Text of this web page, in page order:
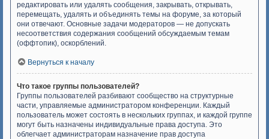
редактировать или удалять сообщения, закрывать, открывать,
перемещать, удалять и объединять темы на форуме, за который
они отвечают. Основные задачи модераторов — не допускать
несоответствия содержания сообщений обсуждаемым темам
(оффтопик), оскорблений.
Вернуться к началу
Что такое группы пользователей?
Группы пользователей разбивают сообщество на структурные
части, управляемые администратором конференции. Каждый
пользователь может состоять в нескольких группах, и каждой группе
могут быть назначены индивидуальные права доступа. Это
облегчает администраторам назначение прав доступа